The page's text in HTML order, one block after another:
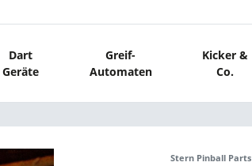
Dart
Geräte
Greif-
Automaten
Kicker &
Co.
Stern Pinball Parts